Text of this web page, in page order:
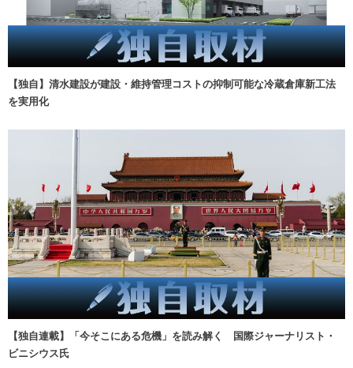
【独自】清水建設が建設・維持管理コストの抑制可能な冷蔵倉庫新工法
を実用化
【独自連載】「今そこにある危機」を読み解く 国際ジャーナリスト・
ビニシウス氏